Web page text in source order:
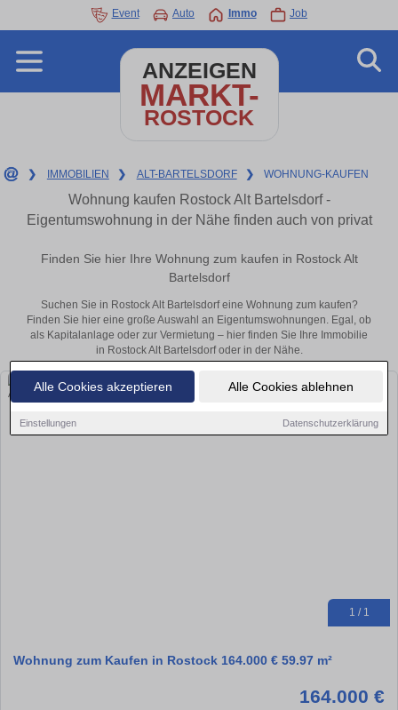
Alle Cookies akzeptieren Alle Cookies ablehnen
Einstellungen Datenschutzerklärung
Event Auto Immo Job
ANZEIGEN
MARKT-
ROSTOCK
❯ IMMOBILIEN ❯ ALT-BARTELSDORF ❯ WOHNUNG-KAUFEN
Wohnung kaufen Rostock Alt Bartelsdorf -
Eigentumswohnung in der Nähe finden auch von privat
Finden Sie hier Ihre Wohnung zum kaufen in Rostock Alt
Bartelsdorf
Suchen Sie in Rostock Alt Bartelsdorf eine Wohnung zum kaufen?
Finden Sie hier eine große Auswahl an Eigentumswohnungen. Egal, ob
als Kapitalanlage oder zur Vermietung – hier finden Sie Ihre Immobilie
in Rostock Alt Bartelsdorf oder in der Nähe.
1 / 1
Wohnung zum Kaufen in Rostock 164.000 € 59.97 m²
164.000 €